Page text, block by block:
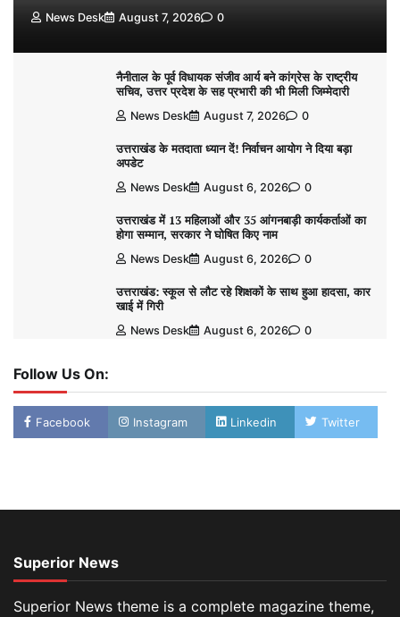
News Desk August 7, 2026 0
नैनीताल के पूर्व विधायक संजीव आर्य बने कांग्रेस के राष्ट्रीय
सचिव, उत्तर प्रदेश के सह प्रभारी की भी मिली जिम्मेदारी
News Desk August 7, 2026 0
उत्तराखंड के मतदाता ध्यान दें! निर्वाचन आयोग ने दिया बड़ा
अपडेट
News Desk August 6, 2026 0
उत्तराखंड में 13 महिलाओं और 35 आंगनबाड़ी कार्यकर्ताओं का
होगा सम्मान, सरकार ने घोषित किए नाम
News Desk August 6, 2026 0
उत्तराखंड: स्कूल से लौट रहे शिक्षकों के साथ हुआ हादसा, कार
खाई में गिरी
News Desk August 6, 2026 0
Follow Us On:
Facebook Instagram Linkedin Twitter
Superior News
Superior News theme is a complete magazine theme,